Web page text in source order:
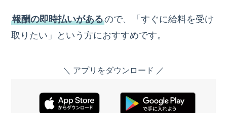
報酬の即時払いがあるので、「すぐに給料を受け
取りたい」という方におすすめです。
＼ アプリをダウンロード ／